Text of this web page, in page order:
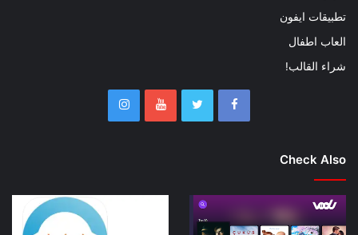
تطبيقات ايفون
العاب اطفال
شراء القالب!
Check Also